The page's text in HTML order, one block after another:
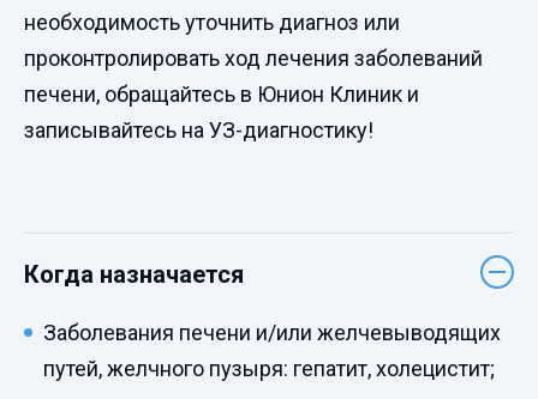
необходимость уточнить диагноз или
проконтролировать ход лечения заболеваний
печени, обращайтесь в Юнион Клиник и
записывайтесь на УЗ-диагностику!
Когда назначается
Заболевания печени и/или желчевыводящих
путей, желчного пузыря: гепатит, холецистит;